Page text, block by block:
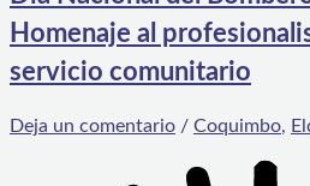
Homenaje al
servicio comunitario
Deja un comentario / Coquimbo,